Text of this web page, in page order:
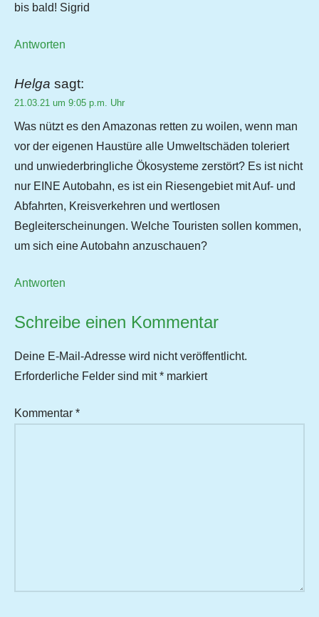
bis bald! Sigrid
Antworten
Helga sagt:
21.03.21 um 9:05 p.m. Uhr
Was nützt es den Amazonas retten zu woilen, wenn man
vor der eigenen Haustüre alle Umweltschäden toleriert
und unwiederbringliche Ökosysteme zerstört? Es ist nicht
nur EINE Autobahn, es ist ein Riesengebiet mit Auf- und
Abfahrten, Kreisverkehren und wertlosen
Begleiterscheinungen. Welche Touristen sollen kommen,
um sich eine Autobahn anzuschauen?
Antworten
Schreibe einen Kommentar
Deine E-Mail-Adresse wird nicht veröffentlicht.
Erforderliche Felder sind mit* markiert
Kommentar *